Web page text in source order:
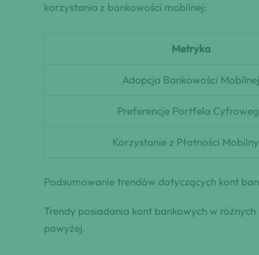
korzystania z bankowości mobilnej:
Metryka
Adopcja Bankowości Mobilnej
Preferencje Portfela
Korzystanie z Płatności
Podsumowanie trendów dotyczących kont
Trendy posiadania kont bankowych w
powyżej.